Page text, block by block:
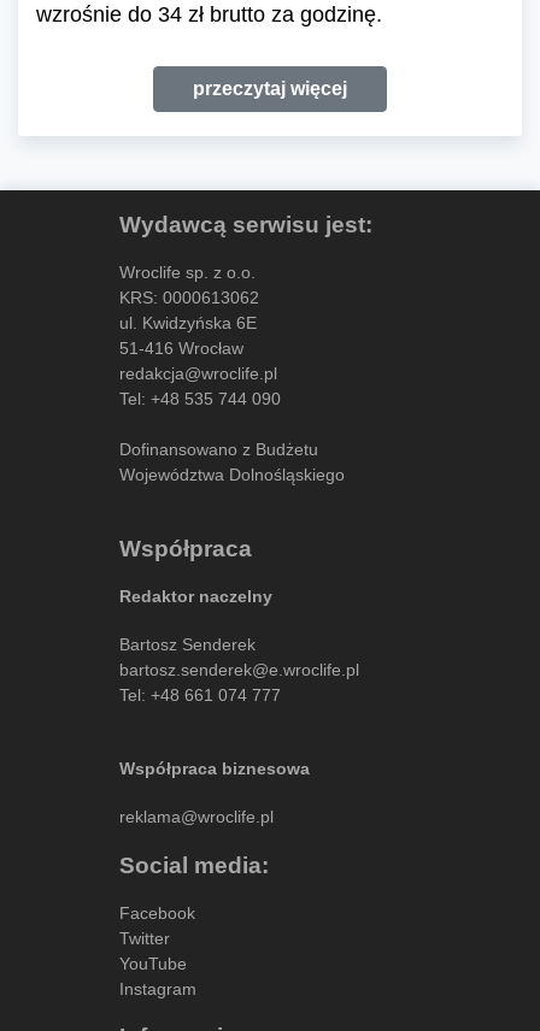
wzrośnie do 34 zł brutto za godzinę.
przeczytaj więcej
Wydawcą serwisu jest:
Wroclife sp. z o.o.
KRS: 0000613062
ul. Kwidzyńska 6E
51-416 Wrocław
redakcja@wroclife.pl
Tel: +48 535 744 090
Dofinansowano z Budżetu
Województwa Dolnośląskiego
Współpraca
Redaktor naczelny
Bartosz Senderek
bartosz.senderek@e.wroclife.pl
Tel: +48 661 074 777
Współpraca biznesowa
reklama@wroclife.pl
Social media:
Facebook
Twitter
YouTube
Instagram